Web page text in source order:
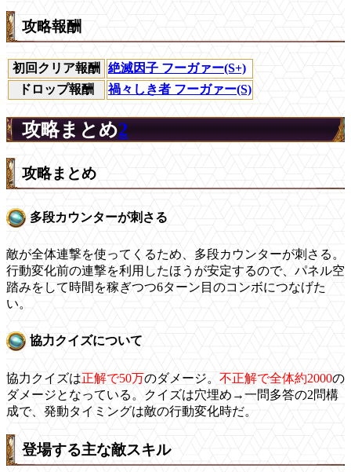
攻略報酬
初回クリア報酬
絶滅因子 フーガァー(S+)
ドロップ報酬
禍々しき者 フーガァー(S)
攻略まとめ2
攻略まとめ
多段カウンターが刺さる
敵が全体連撃を使ってくるため、多段カウンターが刺さる。
行動変化前の連撃を利用したほうが安定するので、パネル空
踏みをして時間を稼ぎつつ6ターン目のコンボにつなげた
い。
協力クイズについて
協力クイズは正解で50万のダメージ。 不正解で全体約2000の
ダメージとなっている。クイズは穴埋め→一問多答の2問構
成で、発動タイミングは敵の行動変化時だ。
登場する主な敵スキル